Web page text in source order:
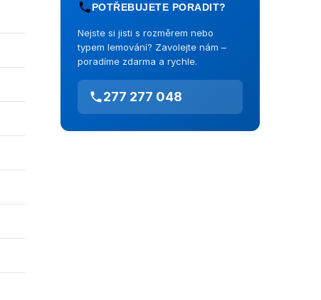
POTŘEBUJETE PORADIT?
Nejste si jisti s rozměrem nebo
typem lemování? Zavolejte nám –
poradíme zdarma a rychle.
277 277 048